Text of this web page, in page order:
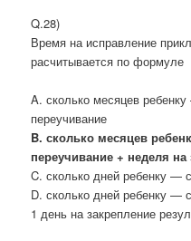
Q.28)
Время на исправление
расчитывается по формуле
A. сколько месяцев
переучивание
B. сколько месяцев
переучивание + неделя на
C. сколько дней ребенку —
D. сколько дней ребенку —
1 день на закрепление